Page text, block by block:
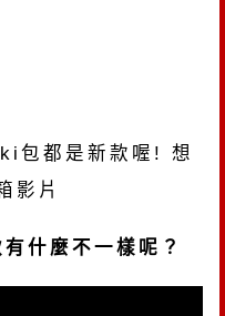
包都是新款喔! 想
影片
什麼不一樣呢？